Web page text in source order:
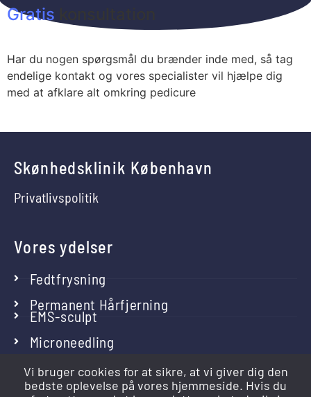
Gratis
Har du nogen spørgsmål du brænder inde med, så tag
endelige kontakt og vores specialister vil hjælpe dig
med at afklare alt omkring pedicure
Skønhedsklinik København
Privatlivspolitik
Vores ydelser
Fedtfrysning
Permanent Hårfjerning
EMS-sculpt
Microneedling
Vi bruger cookies for at sikre, at vi giver dig den
bedste oplevelse på vores hjemmeside. Hvis du